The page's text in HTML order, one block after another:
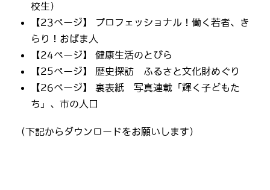
校生）
【23ページ】 プロフェッショナル！働く若者、き
らり！おばま人
【24ページ】 健康生活のとびら
【25ページ】 歴史探訪 ふるさと文化財めぐり
【26ページ】 裏表紙 写真連載「輝く子どもた
ち」、市の人口
（下記からダウンロードをお願いします）